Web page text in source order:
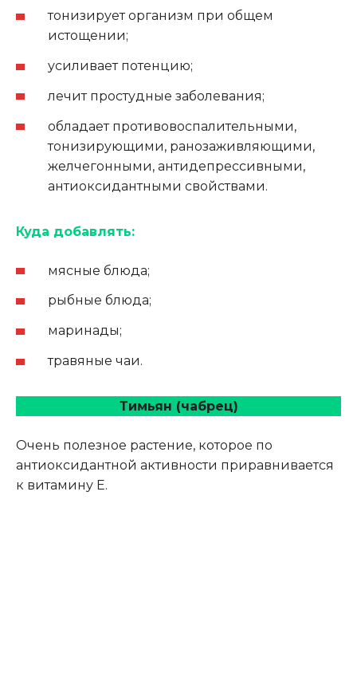
тонизирует организм при общем
истощении;
усиливает потенцию;
лечит простудные заболевания;
обладает противовоспалительными,
тонизирующими, ранозаживляющими,
желчегонными, антидепрессивными,
антиоксидантными свойствами.
Куда добавлять:
мясные блюда;
рыбные блюда;
маринады;
травяные чаи.
Тимьян (чабрец)
Очень полезное растение, которое по
антиоксидантной активности приравнивается
к витамину Е.